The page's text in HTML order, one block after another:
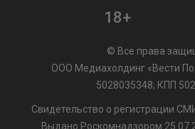
18+
© Все права
ООО Медиахолдинг «Вести
5028035348; КПП
Свидетельство о регистрации
Выдано Роскомнадзором